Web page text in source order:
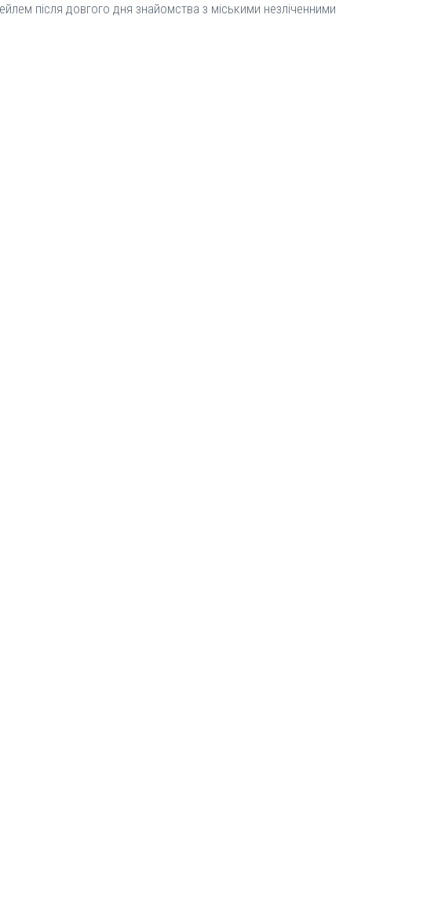
після довгого дня знайомства з міськими незліченними